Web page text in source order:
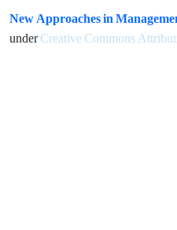
New Approaches in
underCreative Commons